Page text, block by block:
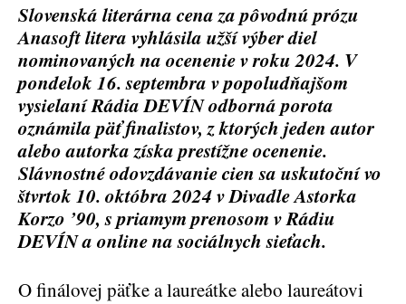
Slovenská literárna cena za pôvodnú prózu
Anasoft litera vyhlásila užší výber diel
nominovaných na ocenenie v roku 2024. V
pondelok 16. septembra v popoludňajšom
vysielaní Rádia DEVÍN odborná porota
oznámila päť finalistov, z ktorých jeden autor
alebo autorka získa prestížne ocenenie.
Slávnostné odovzdávanie cien sa uskutoční vo
štvrtok 10. októbra 2024 v Divadle Astorka
Korzo ’90, s priamym prenosom v Rádiu
DEVÍN a online na sociálnych sieťach.
O finálovej päťke a laureátke alebo laureátovi